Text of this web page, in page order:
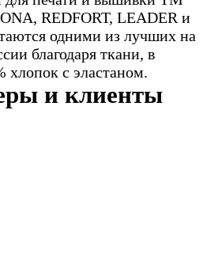
REDFORT, LEADER и
одними из лучших на
благодаря ткани, в
хлопок с эластаном.
и клиенты